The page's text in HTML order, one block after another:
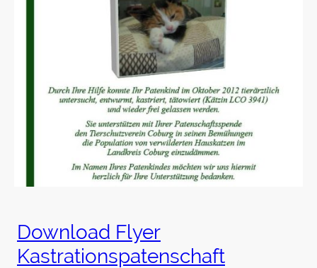
Download Flyer
Kastrationspatenschaft